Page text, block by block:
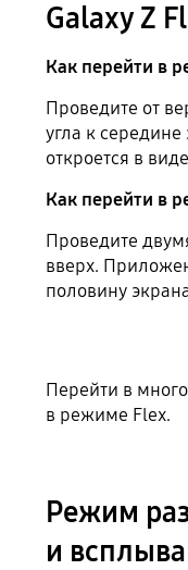
Galaxy Z
Как перейти в
Проведите от
угла к
откроется в
Как перейти в
Проведите
вверх.
половину
Перейти в
в режиме Flex.
Режим
и